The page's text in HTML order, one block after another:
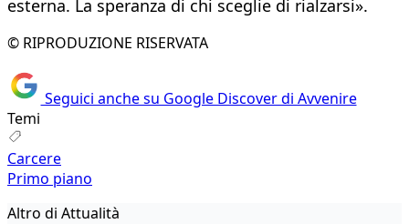
esterna. La speranza di chi sceglie di rialzarsi».
© RIPRODUZIONE RISERVATA
Seguici anche su Google Discover di Avvenire
Temi
Carcere
Primo piano
Altro di Attualità